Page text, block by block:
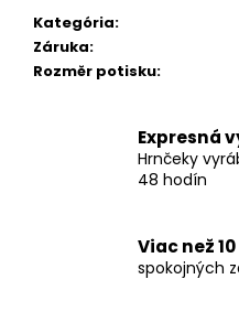
Kategória:
Záruka:
Rozměr potisku:
Expresná
Hrnčeky
48 hodín
Viac než
spokojných
ORIGINÁL,
ŽIADNA
NAPODOBENINA